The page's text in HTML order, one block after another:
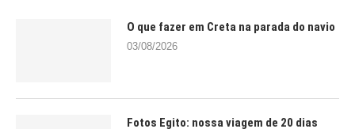
O que fazer em Creta na parada do navio
03/08/2026
Fotos Egito: nossa viagem de 20 dias